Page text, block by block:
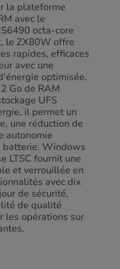
la plateforme
avec le
octa-core
le ZX80W offre
rapides, efficaces
avec une
optimisée.
Go de RAM
UFS
il permet un
une réduction de
autonomie
batterie. Windows
LTSC fournit une
et verrouillée en
avec dix
de sécurité,
de qualité
les opérations sur